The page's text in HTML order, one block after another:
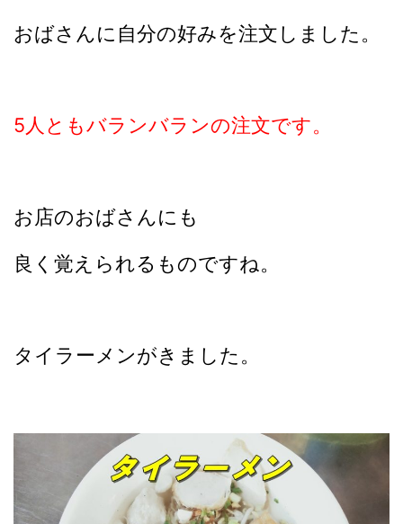
おばさんに自分の好みを注文しました。
5人ともバランバランの注文です。
お店のおばさんにも
良く覚えられるものですね。
タイラーメンがきました。